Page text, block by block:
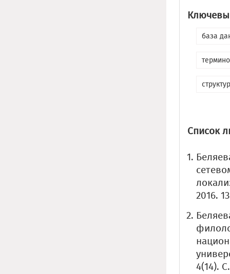
база
Список
2016.
4(14).